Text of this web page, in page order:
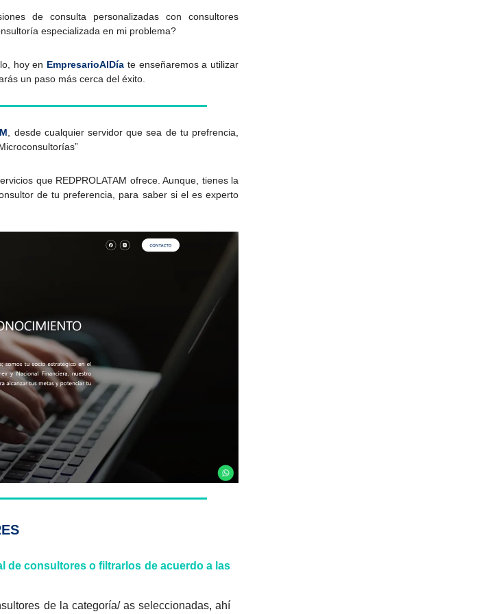
de consulta personalizadas con consultores
especializada en mi problema?
hoy en EmpresarioAlDía te enseñaremos a utilizar
un paso más cerca del éxito.
, desde cualquier servidor que sea de tu prefrencia,
que REDPROLATAM ofrece. Aunque, tienes la
de tu preferencia, para saber si el es experto
de consultores o filtrarlos de acuerdo a las
de la categoría/ as seleccionadas, ahí